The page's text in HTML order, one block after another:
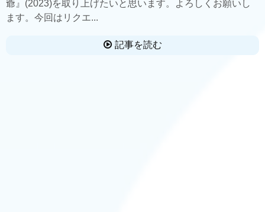
爺』(2023)を取り上げたいと思います。よろしくお願いし
ます。今回はリクエ...
記事を読む